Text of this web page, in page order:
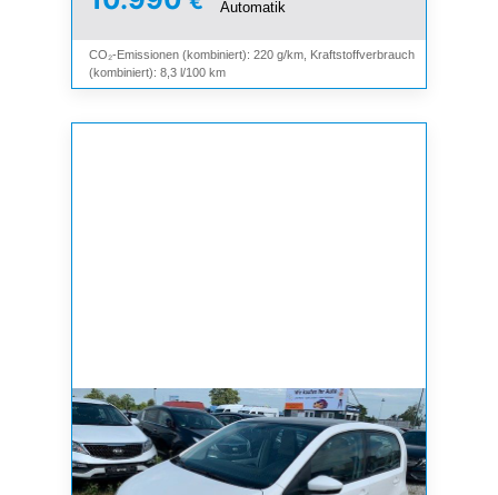
Automatik
CO₂-Emissionen (kombiniert): 220 g/km, Kraftstoffverbrauch
(kombiniert): 8,3 l/100 km